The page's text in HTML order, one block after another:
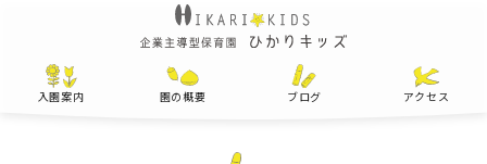
入園案内 園の概要 ブログ アクセス